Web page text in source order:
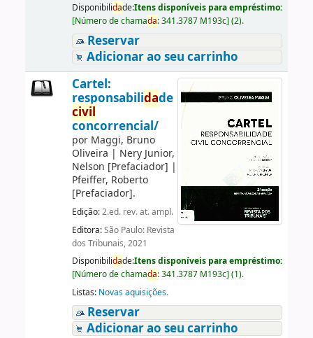
Disponibilidade:Itens disponíveis para empréstimo:
[Número de chamada:341.3787 M193c] (2).
Reservar
Adicionar ao seu carrinho
Cartel:
responsabilidade
civil
concorrencial/
por Maggi, Bruno
Oliveira | Nery Junior,
Nelson [Prefaciador] |
Pfeiffer, Roberto
[Prefaciador].
Edição:2.ed. rev. at. ampl.
Editora:São Paulo: Revista
dos Tribunais, 2021
Disponibilidade:Itens disponíveis para empréstimo:
[Número de chamada:341.3787 M193c] (1).
Listas: Novas aquisições.
Reservar
Adicionar ao seu carrinho